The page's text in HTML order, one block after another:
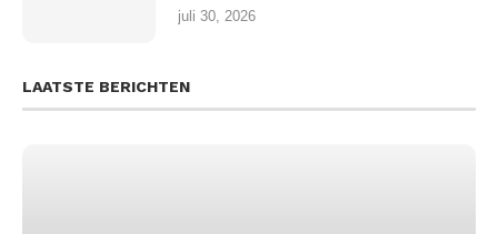
juli 30, 2026
LAATSTE BERICHTEN